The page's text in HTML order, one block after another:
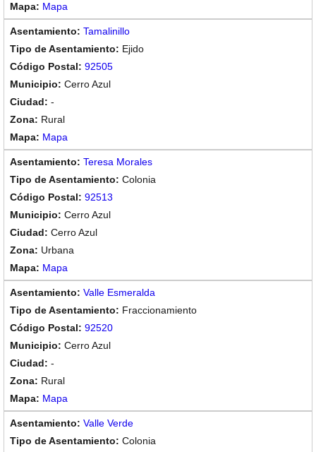
Mapa
Tamalinillo
Ejido
92505
Cerro Azul
-
Rural
Mapa
Teresa Morales
Colonia
92513
Cerro Azul
Cerro Azul
Urbana
Mapa
Valle Esmeralda
Fraccionamiento
92520
Cerro Azul
-
Rural
Mapa
Valle Verde
Colonia